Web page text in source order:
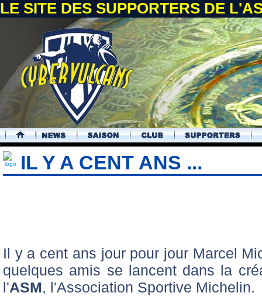
LE SITE DES SUPPORTERS DE
.
IL Y A CENT ANS ...
Il y a cent ans jour pour jour Marcel
quelques amis se lancent dans la
l'ASM, l'Association Sportive Michelin.